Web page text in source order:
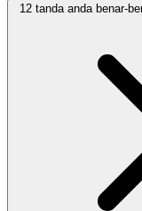
12 tanda anda benar-